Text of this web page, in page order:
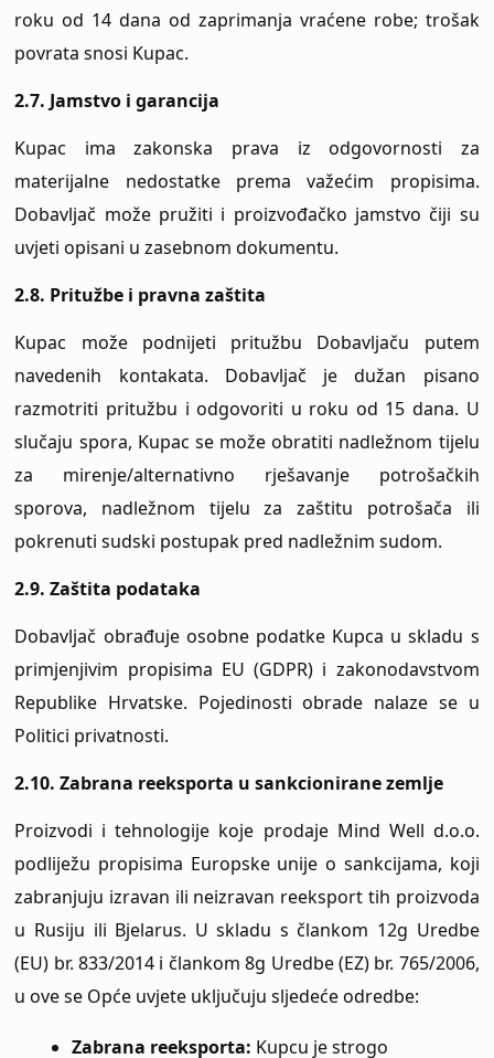
roku od 14 dana od zaprimanja vraćene robe; trošak
povrata snosi Kupac.
2.7. Jamstvo i garancija
Kupac ima zakonska prava iz odgovornosti za
materijalne nedostatke prema važećim propisima.
Dobavljač može pružiti i proizvođačko jamstvo čiji su
uvjeti opisani u zasebnom dokumentu.
2.8. Pritužbe i pravna zaštita
Kupac može podnijeti pritužbu Dobavljaču putem
navedenih kontakata. Dobavljač je dužan pisano
razmotriti pritužbu i odgovoriti u roku od 15 dana. U
slučaju spora, Kupac se može obratiti nadležnom tijelu
za mirenje/alternativno rješavanje potrošačkih
sporova, nadležnom tijelu za zaštitu potrošača ili
pokrenuti sudski postupak pred nadležnim sudom.
2.9. Zaštita podataka
Dobavljač obrađuje osobne podatke Kupca u skladu s
primjenjivim propisima EU (GDPR) i zakonodavstvom
Republike Hrvatske. Pojedinosti obrade nalaze se u
Politici privatnosti.
2.10. Zabrana reeksporta u sankcionirane zemlje
Proizvodi i tehnologije koje prodaje Mind Well d.o.o.
podliježu propisima Europske unije o sankcijama, koji
zabranjuju izravan ili neizravan reeksport tih proizvoda
u Rusiju ili Bjelarus. U skladu s člankom 12g Uredbe
(EU) br. 833/2014 i člankom 8g Uredbe (EZ) br. 765/2006,
u ove se Opće uvjete uključuju sljedeće odredbe:
Zabrana reeksporta: Kupcu je strogo